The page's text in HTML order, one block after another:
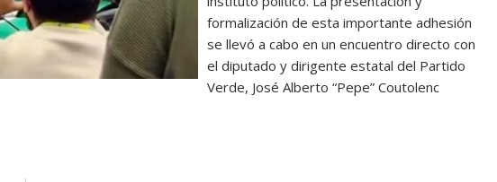
formalización de esta importante adhesión
se llevó a cabo en un encuentro directo con
el diputado y dirigente estatal del Partido
Verde, José Alberto “Pepe” Coutolenc